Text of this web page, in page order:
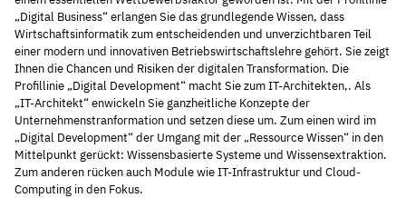
„Digital Business“ erlangen Sie das grundlegende Wissen, dass
Wirtschaftsinformatik zum entscheidenden und unverzichtbaren Teil
einer modern und innovativen Betriebswirtschaftslehre gehört. Sie zeigt
Ihnen die Chancen und Risiken der digitalen Transformation. Die
Profillinie „Digital Development“ macht Sie zum IT-Architekten,. Als
„IT-Architekt“ enwickeln Sie ganzheitliche Konzepte der
Unternehmenstranformation und setzen diese um. Zum einen wird im
„Digital Development“ der Umgang mit der „Ressource Wissen“ in den
Mittelpunkt gerückt: Wissensbasierte Systeme und Wissensextraktion.
Zum anderen rücken auch Module wie IT-Infrastruktur und Cloud-
Computing in den Fokus.